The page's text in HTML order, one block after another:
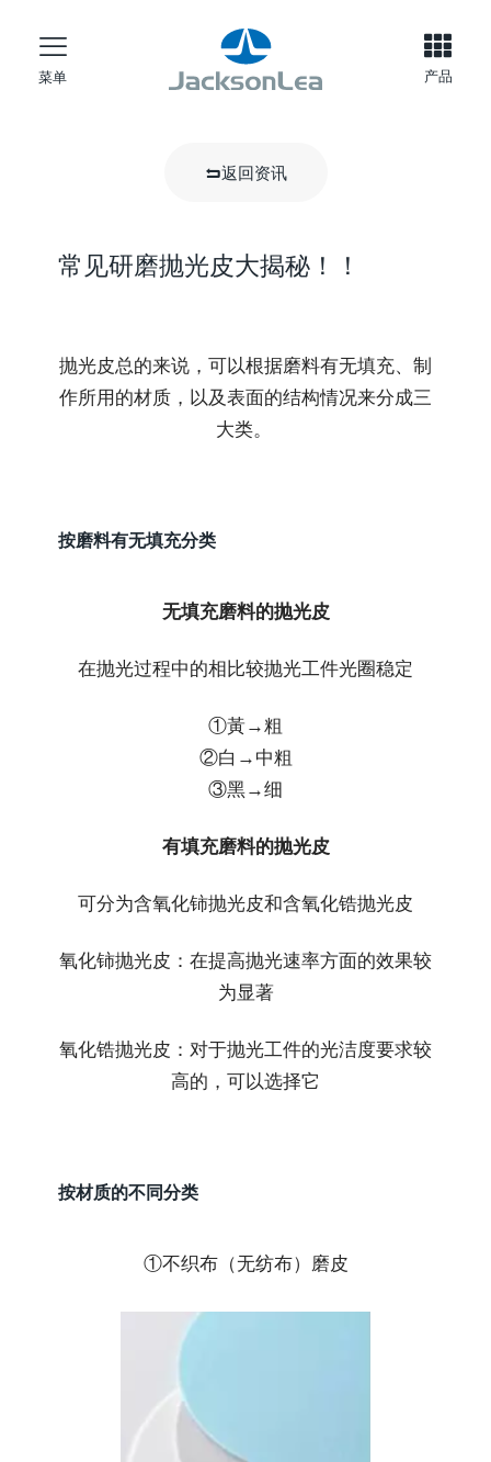
菜单 产品
返回资讯
常见研磨抛光皮大揭秘！！
抛光皮总的来说，可以根据磨料有无填充、制
作所用的材质，以及表面的结构情况来分成三
大类。
按磨料有无填充分类
无填充磨料的抛光皮
在抛光过程中的相比较抛光工件光圈稳定
①黃→粗
②白→中粗
③黑→细
有填充磨料的抛光皮
可分为含氧化铈抛光皮和含氧化锆抛光皮
氧化铈抛光皮：在提高抛光速率方面的效果较
为显著
氧化锆抛光皮：对于抛光工件的光洁度要求较
高的，可以选择它
按材质的不同分类
①不织布（无纺布）磨皮